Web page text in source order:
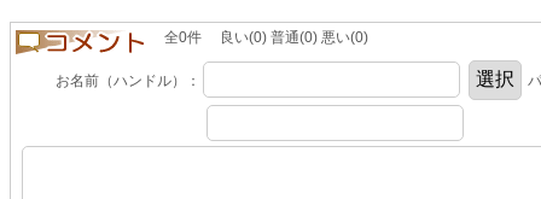
全0件 良い(0) 普通(0) 悪い(0)
お名前（ハンドル）：